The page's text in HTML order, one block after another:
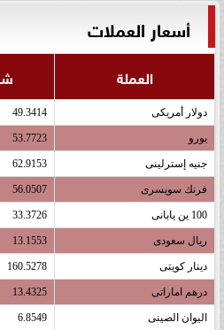
أسعار العملات
العملة
دولار أمريكى 49.3414
يورو 53.7723
جنيه إسترلينى 62.9153
فرنك سويسرى 56.0507
100 ين يابانى 33.3726
ريال سعودى 13.1553
دينار كويتى 160.5278
درهم اماراتى 13.4325
اليوان الصينى 6.8549